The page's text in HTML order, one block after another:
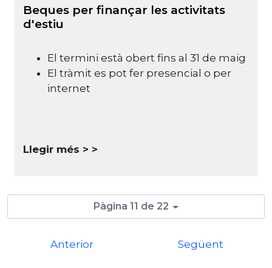
Beques per finançar les activitats
d'estiu
El termini està obert fins al 31 de maig
El tràmit es pot fer presencial o per
internet
Llegir més >
Pàgina 11 de 22
Anterior Següent